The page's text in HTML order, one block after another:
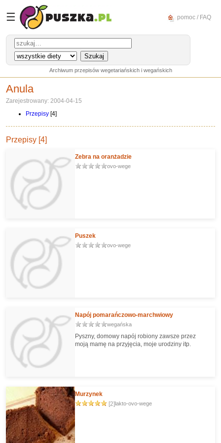
☰ pomoc / FAQ
Archiwum przepisów wegetariańskich i wegańskich
Anula
Zarejestrowany: 2004-04-15
Przepisy [4]
Przepisy [4]
Zebra na oranżadzie
ovo-wege
Puszek
ovo-wege
Napój pomarańczowo-marchwiowy
wegańska
Pyszny, domowy napój robiony zawsze przez
moją mamę na przyjęcia, moje urodziny itp.
Murzynek
[2]lakto-ovo-wege